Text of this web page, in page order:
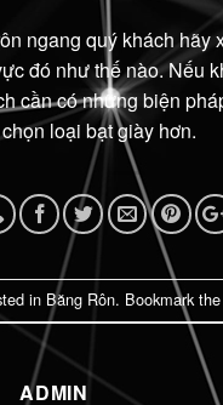
ngang quý khách hãy
đó như thế nào. Nếu
cần có những biện
loại bạt giày hơn.
in Băng Rôn. Bookmark the
ADMIN